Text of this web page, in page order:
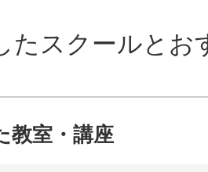
たスクールとお
教室・講座